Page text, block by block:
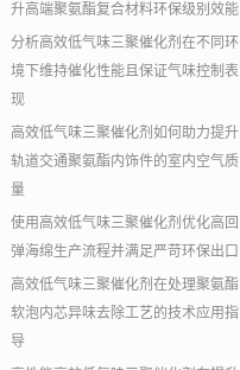
升高端聚氨酯复合材料环保级别效能
分析高效低气味三聚催化剂在不同环
境下维持催化性能且保证气味控制表
现
高效低气味三聚催化剂如何助力提升
轨道交通聚氨酯内饰件的室内空气质
量
使用高效低气味三聚催化剂优化高回
弹海绵生产流程并满足严苛环保出口
高效低气味三聚催化剂在处理聚氨酯
软泡内芯异味去除工艺的技术应用指
导